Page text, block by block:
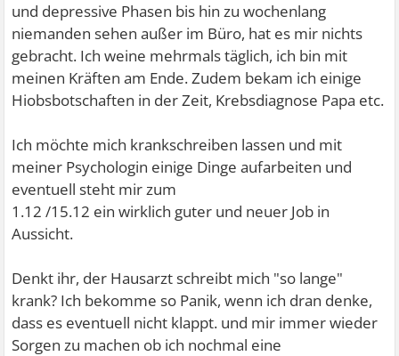
und depressive Phasen bis hin zu wochenlang
niemanden sehen außer im Büro, hat es mir nichts
gebracht. Ich weine mehrmals täglich, ich bin mit
meinen Kräften am Ende. Zudem bekam ich einige
Hiobsbotschaften in der Zeit, Krebsdiagnose Papa etc.
Ich möchte mich krankschreiben lassen und mit
meiner Psychologin einige Dinge aufarbeiten und
eventuell steht mir zum
1.12 /15.12 ein wirklich guter und neuer Job in
Aussicht.
Denkt ihr, der Hausarzt schreibt mich "so lange"
krank? Ich bekomme so Panik, wenn ich dran denke,
dass es eventuell nicht klappt. und mir immer wieder
Sorgen zu machen ob ich nochmal eine